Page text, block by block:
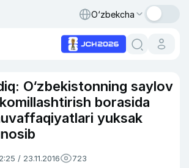
O‘zbekcha
O‘zbekistonning saylov
borasida
yuksak
/ 23.11.2016 723